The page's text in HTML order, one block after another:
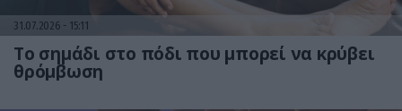
31.07.2026 15:11
Το σημάδι στο πόδι που μπορεί να κρύβει
θρόμβωση